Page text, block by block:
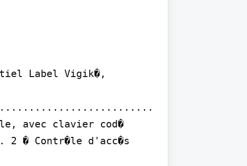
avec clavier cod�
Contr�le d'acc�s